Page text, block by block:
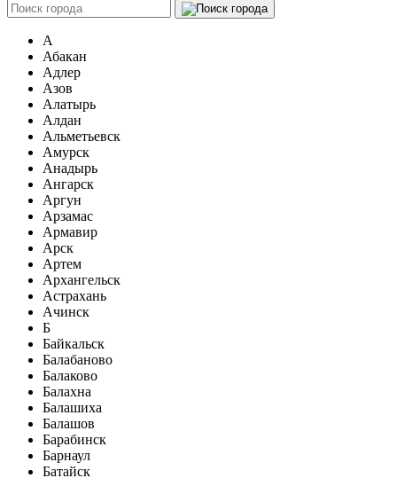
А
Абакан
Адлер
Азов
Алатырь
Алдан
Альметьевск
Амурск
Анадырь
Ангарск
Аргун
Арзамас
Армавир
Арск
Артем
Архангельск
Астрахань
Ачинск
Б
Байкальск
Балабаново
Балаково
Балахна
Балашиха
Балашов
Барабинск
Барнаул
Батайск